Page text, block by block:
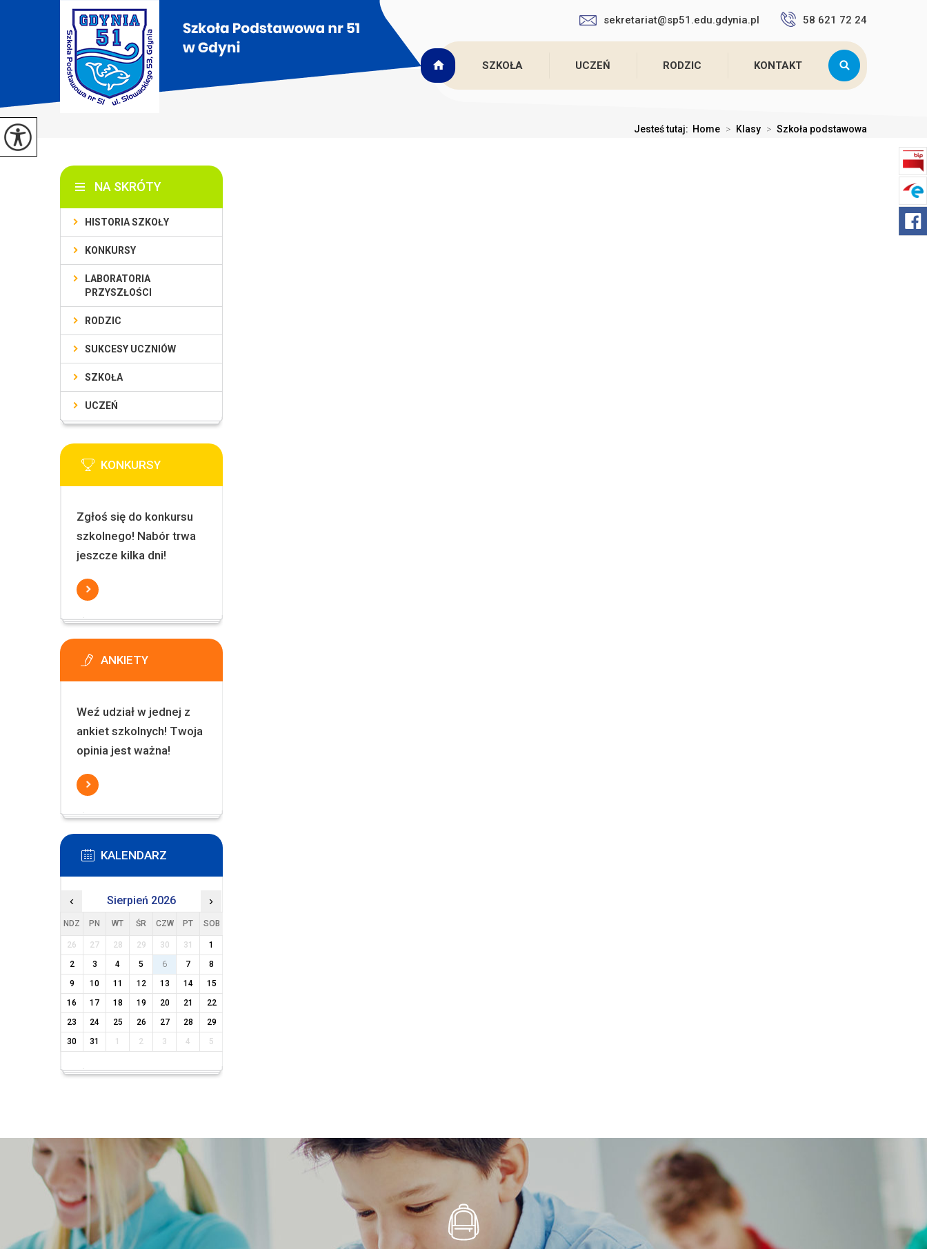
sekretariat@sp51.edu.gdynia.pl 58 621 72 24
SZKOŁA UCZEŃ RODZIC KONTAKT
Jesteś tutaj: Home > Klasy > Szkoła podstawowa
NA SKRÓTY
HISTORIA SZKOŁY
KONKURSY
LABORATORIA
PRZYSZŁOŚCI
RODZIC
SUKCESY UCZNIÓW
SZKOŁA
UCZEŃ
KONKURSY
Zgłoś się do konkursu
szkolnego! Nabór trwa
jeszcze kilka dni!
ANKIETY
Weź udział w jednej z
ankiet szkolnych! Twoja
opinia jest ważna!
KALENDARZ
‹ Sierpień 2026 ›
NDZ PN WT ŚR CZW PT SOB
26 27 28 29 30 31
1
2
3 4 5 6 7
8
9
10 11 12 13 14
15
16
17 18 19 20 21
22
23
24 25 26 27 28
29
30
31 1 2 3 4 5